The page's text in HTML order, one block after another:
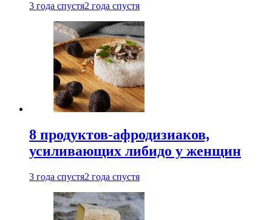
3 года спустя2 года спустя
8 продуктов-афродизиаков,
усиливающих либидо у женщин
3 года спустя2 года спустя